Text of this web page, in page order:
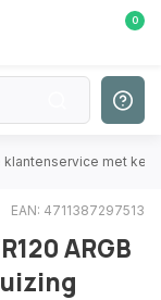
0
klantenservice met
EAN: 4711387297513
ARGB